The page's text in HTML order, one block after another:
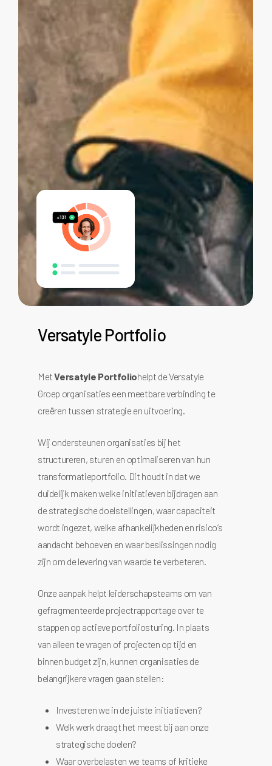
Versatyle Portfolio
MetVersatyle Portfoliohelpt de Versatyle
Groep organisaties een meetbare verbinding te
creëren tussen strategie en uitvoering.
Wij ondersteunen organisaties bij het
structureren, sturen en optimaliseren van hun
transformatieportfolio. Dit houdt in dat we
duidelijk maken welke initiatieven bijdragen aan
de strategische doelstellingen, waar capaciteit
wordt ingezet, welke afhankelijkheden en risico’s
aandacht behoeven en waar beslissingen nodig
zijn om de levering van waarde te verbeteren.
Onze aanpak helpt leiderschapsteams om van
gefragmenteerde projectrapportage over te
stappen op actieve portfoliosturing. In plaats
van alleen te vragen of projecten op tijd en
binnen budget zijn, kunnen organisaties de
belangrijkere vragen gaan stellen:
Investeren we in de juiste initiatieven?
Welk werk draagt het meest bij aan onze
strategische doelen?
Waar overbelasten we teams of kritieke